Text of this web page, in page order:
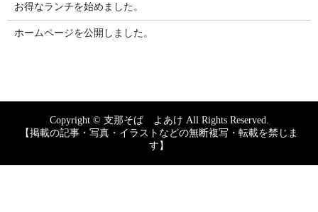
お得なランチを始めました。
ホームページを公開しました。
Copyright © 支那そば よあけ All Rights Reserved.
【掲載の記事・写真・イラストなどの無断複写・転載を禁じま
す】